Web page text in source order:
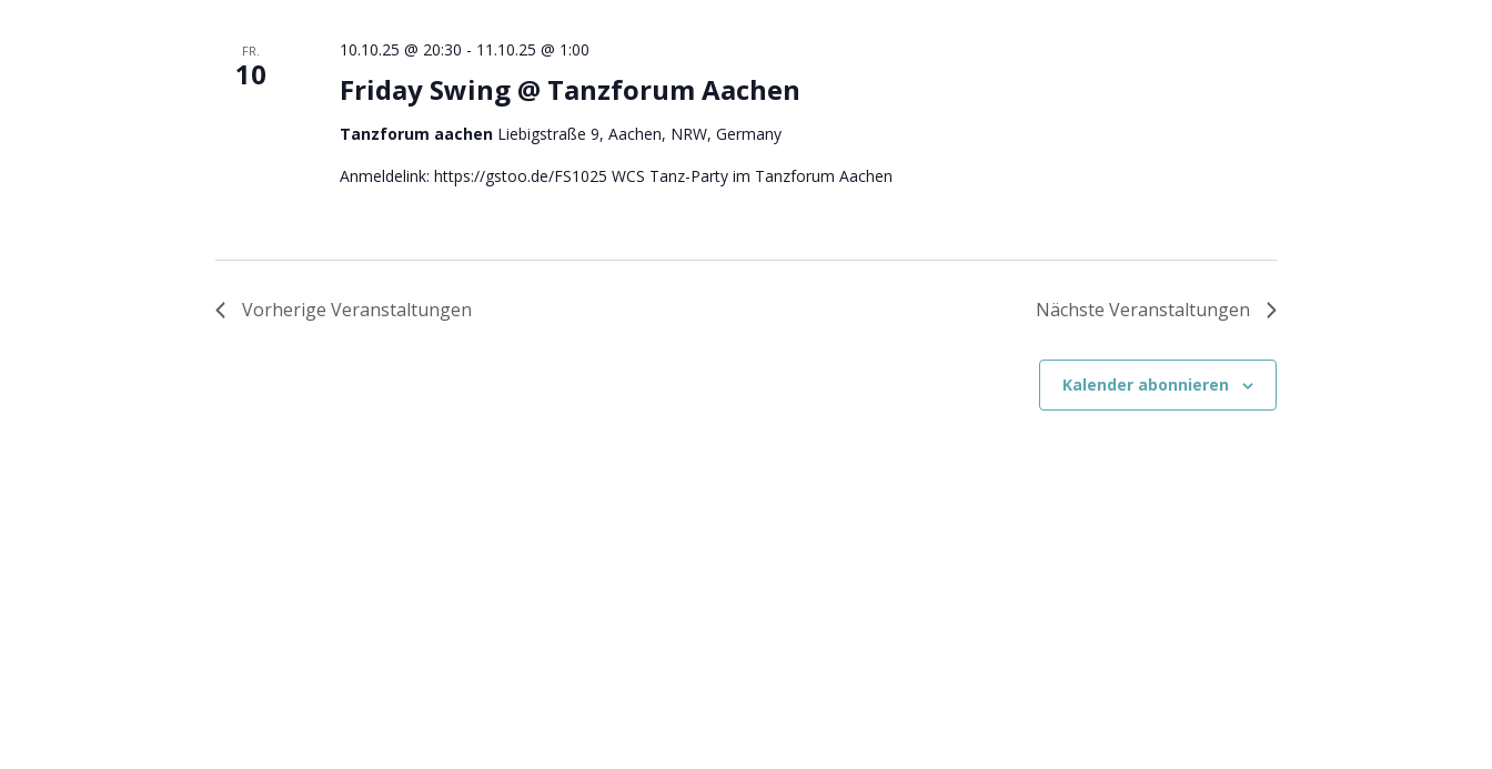
FR.
10 Friday Swing @ Tanzforum Aachen
10.10.25 @ 20:30 - 11.10.25 @ 1:00
Tanzforum aachen Liebigstraße 9, Aachen, NRW, Germany
Anmeldelink: https://gstoo.de/FS1025 WCS Tanz-Party im Tanzforum Aachen
Vorherige Veranstaltungen Nächste Veranstaltungen
Kalender abonnieren